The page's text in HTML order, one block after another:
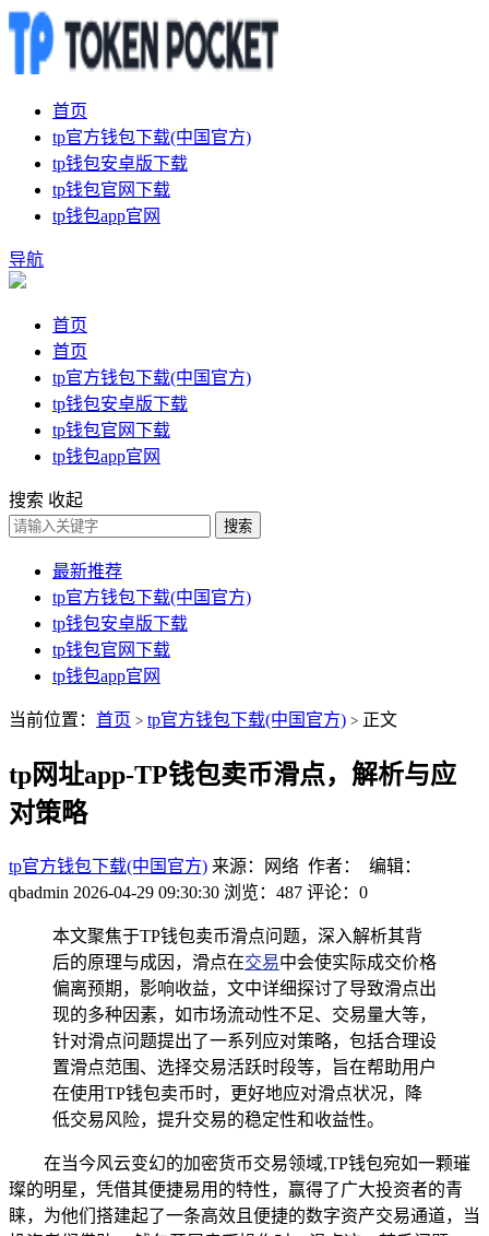
首页
tp官方钱包下载(中国官方)
tp钱包安卓版下载
tp钱包官网下载
tp钱包app官网
导航
首页
首页
tp官方钱包下载(中国官方)
tp钱包安卓版下载
tp钱包官网下载
tp钱包app官网
搜索 收起
搜索
最新推荐
tp官方钱包下载(中国官方)
tp钱包安卓版下载
tp钱包官网下载
tp钱包app官网
当前位置： 首页 > tp官方钱包下载(中国官方) > 正文
tp网址app-TP钱包卖币滑点，解析与应
对策略
tp官方钱包下载(中国官方) 来源：网络 作者： 编辑：
qbadmin 2026-04-29 09:30:30 浏览：487 评论：0
本文聚焦于TP钱包卖币滑点问题，深入解析其背
后的原理与成因，滑点在交易中会使实际成交价格
偏离预期，影响收益，文中详细探讨了导致滑点出
现的多种因素，如市场流动性不足、交易量大等，
针对滑点问题提出了一系列应对策略，包括合理设
置滑点范围、选择交易活跃时段等，旨在帮助用户
在使用TP钱包卖币时，更好地应对滑点状况，降
低交易风险，提升交易的稳定性和收益性。
在当今风云变幻的加密货币交易领域,TP钱包宛如一颗璀
璨的明星，凭借其便捷易用的特性，赢得了广大投资者的青
睐，为他们搭建起了一条高效且便捷的数字资产交易通道，当